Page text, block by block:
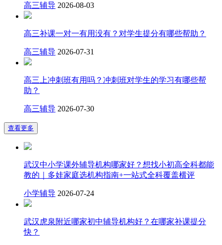
高三辅导 2026-08-03
高三补课一对一有用没有？对学生提分有哪些帮助？
高三辅导 2026-07-31
高三上冲刺班有用吗？冲刺班对学生的学习有哪些帮
助？
高三辅导 2026-07-30
查看更多
武汉中小学课外辅导机构哪家好？想找小初高全科都能
教的｜多娃家庭选机构指南+一站式全科覆盖横评
小学辅导 2026-07-24
武汉虎泉附近哪家初中辅导机构好？在哪家补课提分
快？